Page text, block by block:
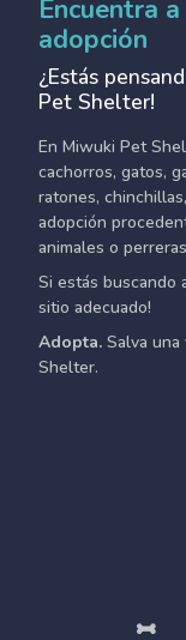
Encuentra
adopción
¿Estás
Pet Shelter!
En Miwuki Pet
cachorros, gatos,
ratones,
adopción
animales o
Si estás buscando
sitio adecuado!
Adopta. Salva una
Shelter.